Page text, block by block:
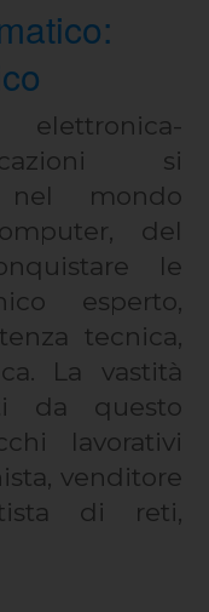
si
nel mondo
del
le
esperto,
tecnica,
La vastità
da questo
lavorativi
venditore
di reti,